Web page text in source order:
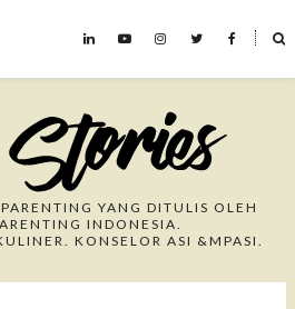
˟
This Blog
YANG DITULIS OLEH
INDONESIA.
KONSELOR ASI &MPASI.